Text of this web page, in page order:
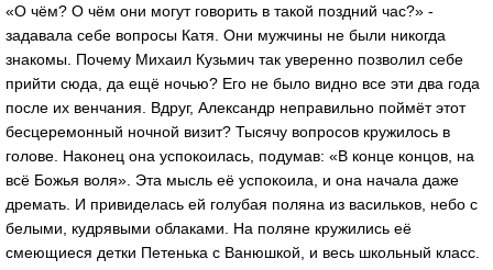
«О чём? О чём они могут говорить в такой поздний час?» -
задавала себе вопросы Катя. Они мужчины не были никогда
знакомы. Почему Михаил Кузьмич так уверенно позволил себе
прийти сюда, да ещё ночью? Его не было видно все эти два года
после их венчания. Вдруг, Александр неправильно поймёт этот
бесцеремонный ночной визит? Тысячу вопросов кружилось в
голове. Наконец она успокоилась, подумав: «В конце концов, на
всё Божья воля». Эта мысль её успокоила, и она начала даже
дремать. И привиделась ей голубая поляна из васильков, небо с
белыми, кудрявыми облаками. На поляне кружились её
смеющиеся детки Петенька с Ванюшкой, и весь школьный класс.